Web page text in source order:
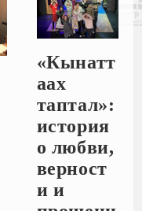
«Кынатт
аах
таптал»:
история
о любви,
верност
и и